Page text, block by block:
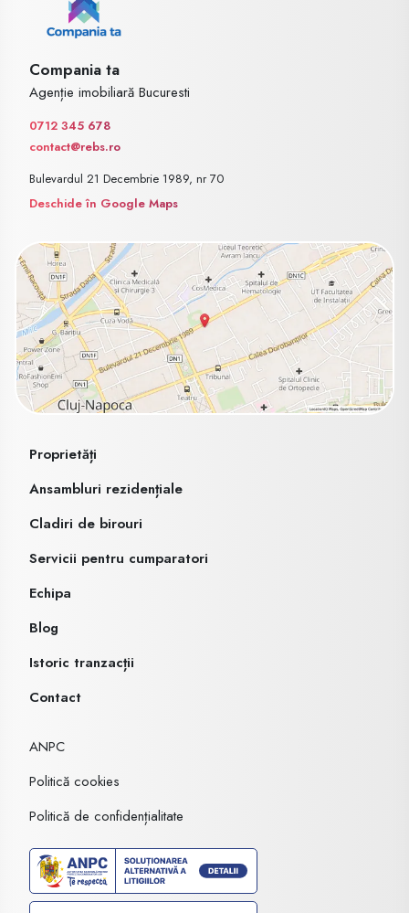
Compania ta
Agenție imobiliară Bucuresti
0712 345 678
contact@rebs.ro
Bulevardul 21 Decembrie 1989, nr 70
Deschide în Google Maps
Proprietăți
Ansambluri rezidențiale
Cladiri de birouri
Servicii pentru cumparatori
Echipa
Blog
Istoric tranzacții
Contact
ANPC
Politică cookies
Politică de confidențialitate